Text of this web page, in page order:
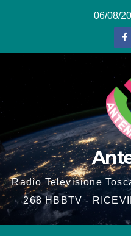
06/08/
Radio Televisione
268 HBBTV -